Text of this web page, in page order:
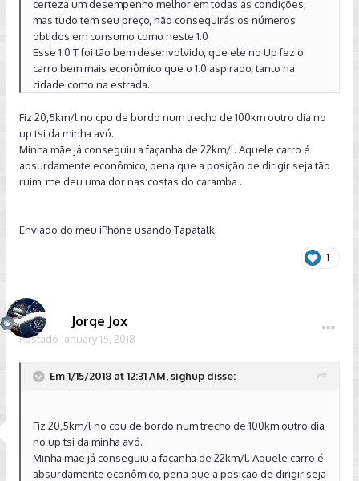
certeza um desempenho melhor em todas as condições,
mas tudo tem seu preço, não conseguirás os números
obtidos em consumo como neste 1.0
Esse 1.0 T foi tão bem desenvolvido, que ele no Up fez o
carro bem mais econômico que o 1.0 aspirado, tanto na
cidade como na estrada.
Fiz 20,5km/l no cpu de bordo num trecho de 100km outro dia no
up tsi da minha avó.
Minha mãe já conseguiu a façanha de 22km/l. Aquele carro é
absurdamente econômico, pena que a posição de dirigir seja tão
ruim, me deu uma dor nas costas do caramba .
Enviado do meu iPhone usando Tapatalk
1
Jorge Jox
Postado January 15, 2018
Em 1/15/2018 at 12:31 AM, sighup disse:
Fiz 20,5km/l no cpu de bordo num trecho de 100km outro dia
no up tsi da minha avó.
Minha mãe já conseguiu a façanha de 22km/l. Aquele carro é
absurdamente econômico, pena que a posição de dirigir seja